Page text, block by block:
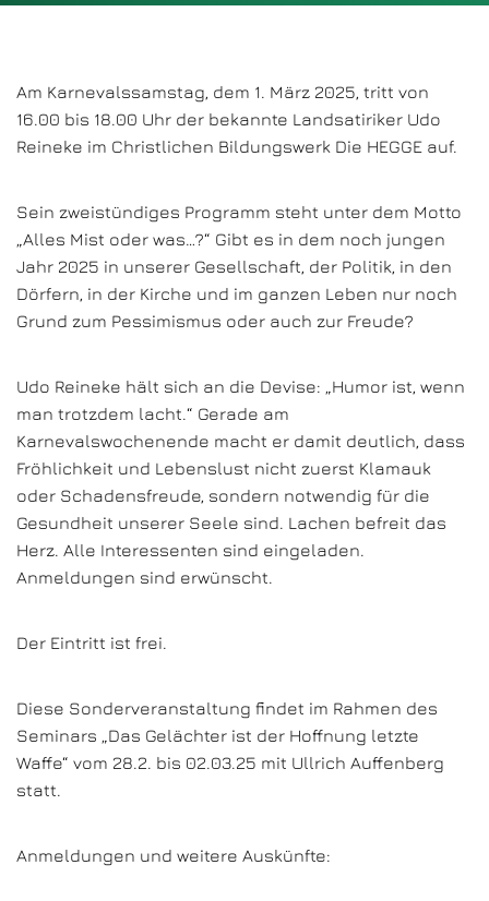
Am Karnevalssamstag, dem 1. März 2025, tritt von
16.00 bis 18.00 Uhr der bekannte Landsatiriker Udo
Reineke im Christlichen Bildungswerk Die HEGGE auf.
Sein zweistündiges Programm steht unter dem Motto
„Alles Mist oder was…?“ Gibt es in dem noch jungen
Jahr 2025 in unserer Gesellschaft, der Politik, in den
Dörfern, in der Kirche und im ganzen Leben nur noch
Grund zum Pessimismus oder auch zur Freude?
Udo Reineke hält sich an die Devise: „Humor ist, wenn
man trotzdem lacht.“ Gerade am
Karnevalswochenende macht er damit deutlich, dass
Fröhlichkeit und Lebenslust nicht zuerst Klamauk
oder Schadensfreude, sondern notwendig für die
Gesundheit unserer Seele sind. Lachen befreit das
Herz. Alle Interessenten sind eingeladen.
Anmeldungen sind erwünscht.
Der Eintritt ist frei.
Diese Sonderveranstaltung findet im Rahmen des
Seminars „Das Gelächter ist der Hoffnung letzte
Waffe“ vom 28.2. bis 02.03.25 mit Ullrich Auffenberg
statt.
Anmeldungen und weitere Auskünfte: